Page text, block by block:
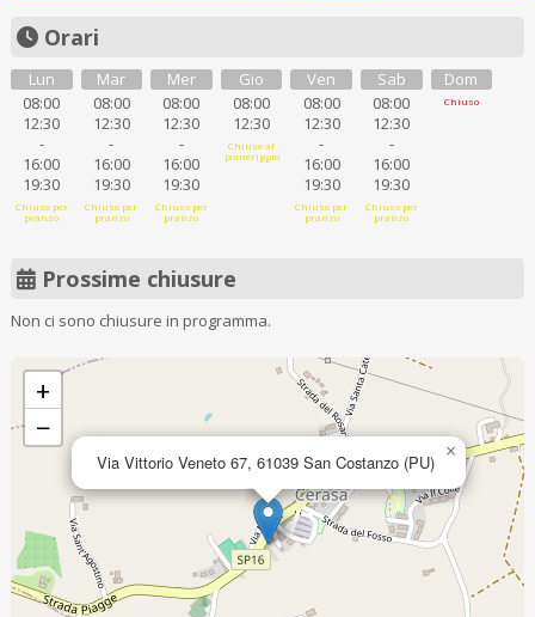
Orari
Lun
08:00
12:30
-
16:00
19:30
Chiuso per
pranzo
Mar
08:00
12:30
-
16:00
19:30
Chiuso per
pranzo
Mer
08:00
12:30
-
16:00
19:30
Chiuso per
pranzo
Gio
08:00
12:30
Chiuso al
pomeriggio
Ven
08:00
12:30
-
16:00
19:30
Chiuso per
pranzo
Sab
08:00
12:30
-
16:00
19:30
Chiuso per
pranzo
Dom
Chiuso
Prossime chiusure
Non ci sono chiusure in programma.
Via Vittorio Veneto 67, 61039 San Costanzo (PU) ×
+
−